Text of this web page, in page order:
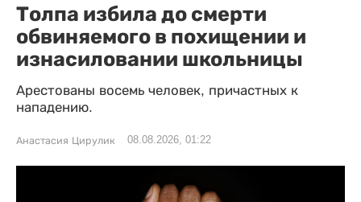
Толпа избила до смерти
обвиняемого в похищении и
изнасиловании школьницы
Арестованы восемь человек, причастных к
нападению.
Анастасия Цирулик 08.08.2026, 01:22